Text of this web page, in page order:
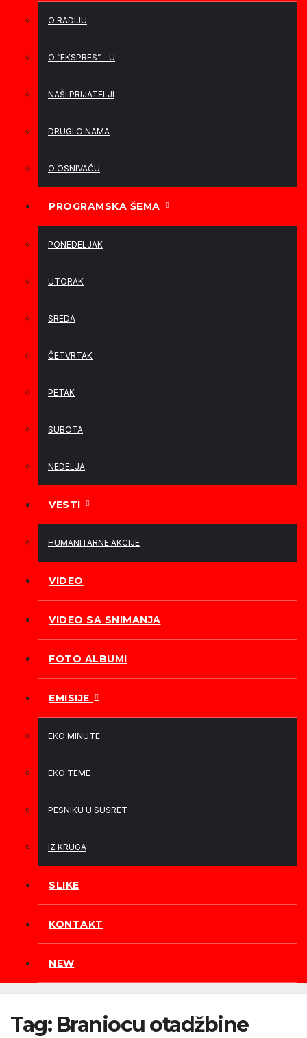
O RADIJU
O “EKSPRES” – U
NAŠI PRIJATELJI
DRUGI O NAMA
O OSNIVAČU
PROGRAMSKA ŠEMA
PONEDELJAK
UTORAK
SREDA
ČETVRTAK
PETAK
SUBOTA
NEDELJA
VESTI
HUMANITARNE AKCIJE
VIDEO
VIDEO SA SNIMANJA
FOTO ALBUMI
EMISIJE
EKO MINUTE
EKO TEME
PESNIKU U SUSRET
IZ KRUGA
SLIKE
KONTAKT
NEW
Tag: Braniocu otadžbine